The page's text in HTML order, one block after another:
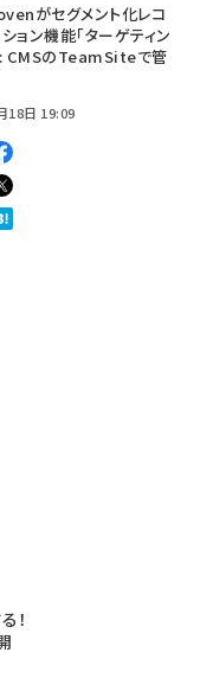
がセグメント化レコ
ョン機能「ターゲティン
: CMSのTeamSiteで管
18日 19:09
！